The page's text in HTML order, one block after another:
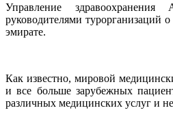
Управление
руководителями турорганизаций
эмирате.
Как известно, мировой
и все больше зарубежных
различных медицинских услуг и